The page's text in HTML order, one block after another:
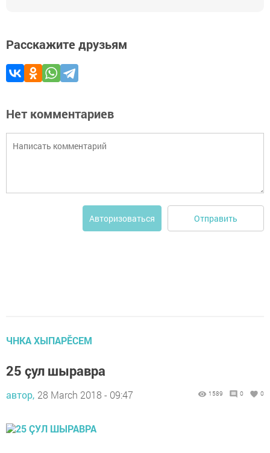
Расскажите друзьям
Нет комментариев
Авторизоваться Отправить
ЧНКА ХЫПАРӖСЕМ
25 çул шыравра
автор, 28 March 2018 - 09:47 1589 0 0